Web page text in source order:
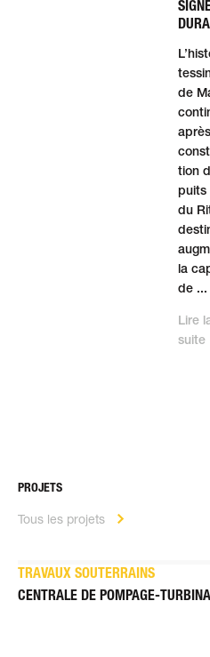
de
tion
puits
du
la
de ...
Lire
suite
PROJETS
Tous les projets
TRAVAUX SOUTERRAINS
CENTRALE DE POMPAGE-